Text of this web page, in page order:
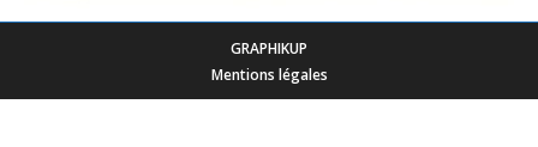
GRAPHIKUP
Mentions légales